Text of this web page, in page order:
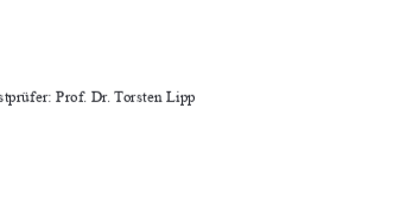
Prof. Dr. Torsten Lipp